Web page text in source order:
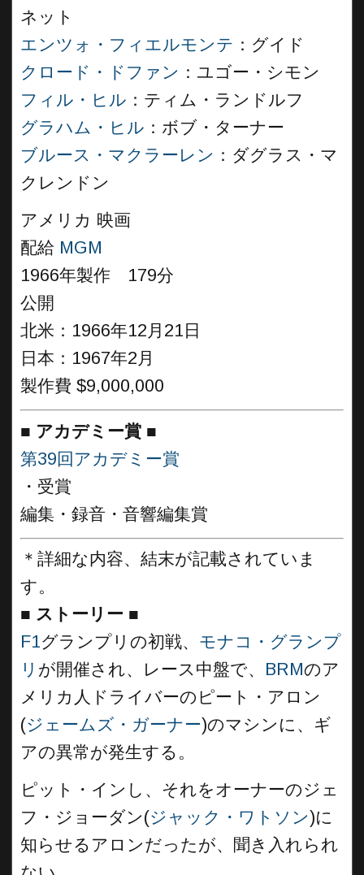
ネット
エンツォ・フィエルモンテ ：グイド
クロード・ドファン ：ユゴー・シモン
フィル・ヒル ：ティム・ランドルフ
グラハム・ヒル ：ボブ・ターナー
ブルース・マクラーレン ：ダグラス・マ
クレンドン
アメリカ 映画
配給 MGM
1966年製作 179分
公開
北米：1966年12月21日
日本：1967年2月
製作費 $9,000,000
■ アカデミー賞 ■
第39回アカデミー賞
・受賞
編集・録音・音響編集賞
＊詳細な内容、結末が記載されていま
す。
■ ストーリー ■
F1グランプリの初戦、 モナコ・グランプ
リ が開催され、レース中盤で、 BRMのア
メリカ人ドライバーのピート・アロン
(ジェームズ・ガーナー)のマシンに、ギ
アの異常が発生する。
ピット・インし、それをオーナーのジェ
フ・ジョーダン(ジャック・ワトソン)に
知らせるアロンだったが、聞き入れられ